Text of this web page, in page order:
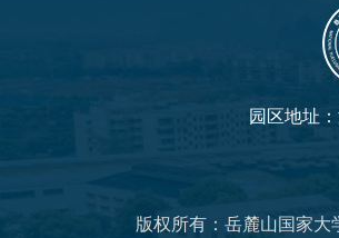
园区地址
版权所有：岳麓山国家大